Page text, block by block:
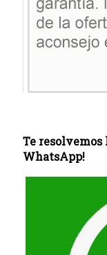
Te
WhatsApp!